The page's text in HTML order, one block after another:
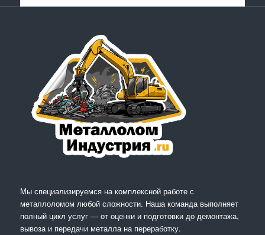
Мы специализируемся на комплексной работе с
металлоломом любой сложности. Наша команда выполняет
полный цикл услуг — от оценки и подготовки до демонтажа,
вывоза и передачи металла на переработку.